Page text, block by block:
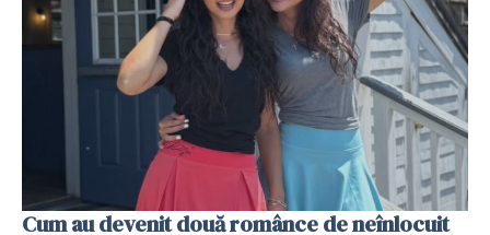
Cum au devenit două românce de neînlocuit